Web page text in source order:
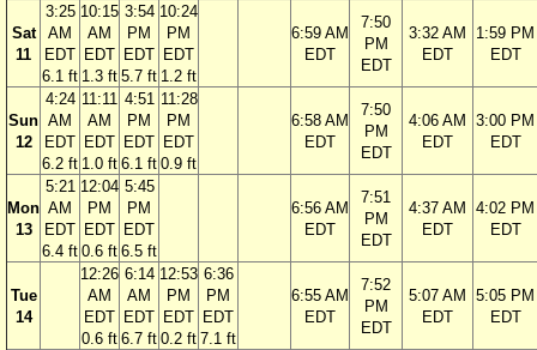
Sat
11
3:25
AM
EDT
6.1 ft
10:15
AM
EDT
1.3 ft
3:54
PM
EDT
5.7 ft
10:24
PM
EDT
1.2 ft
6:59 AM
EDT
7:50
PM
EDT
3:32 AM
EDT
1:59 PM
EDT
Sun
12
4:24
AM
EDT
6.2 ft
11:11
AM
EDT
1.0 ft
4:51
PM
EDT
6.1 ft
11:28
PM
EDT
0.9 ft
6:58 AM
EDT
7:50
PM
EDT
4:06 AM
EDT
3:00 PM
EDT
Mon
13
5:21
AM
EDT
6.4 ft
12:04
PM
EDT
0.6 ft
5:45
PM
EDT
6.5 ft
6:56 AM
EDT
7:51
PM
EDT
4:37 AM
EDT
4:02 PM
EDT
Tue
14
12:26
AM
EDT
0.6 ft
6:14
AM
EDT
6.7 ft
12:53
PM
EDT
0.2 ft
6:36
PM
EDT
7.1 ft
6:55 AM
EDT
7:52
PM
EDT
5:07 AM
EDT
5:05 PM
EDT